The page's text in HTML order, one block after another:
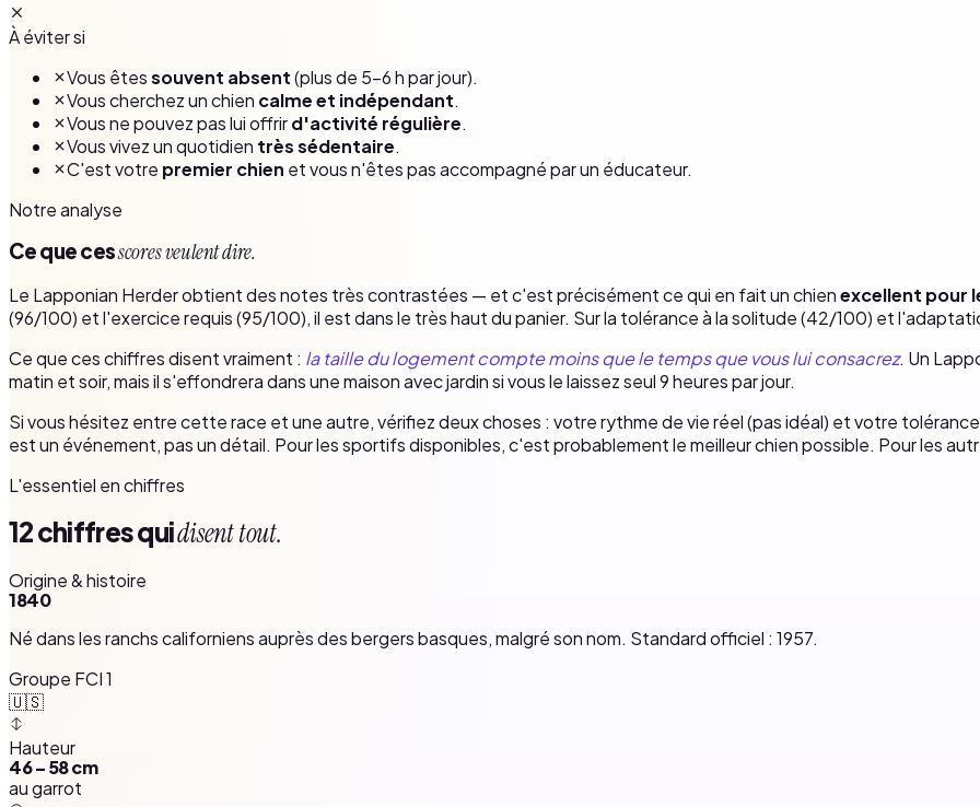
À éviter si
Vous êtessouvent absent(plus de 5–6 h par jour).
Vous cherchez un chien calme et indépendant.
Vous ne pouvez pas lui offrird'activité régulière.
Vous vivez un quotidien très sédentaire.
C'est votre premier chien et vous n'êtes pas accompagné par un éducateur.
Notre analyse
Ce que cesscores veulent dire.
Le Lapponian Herder obtient des notes très contrastées — et c'est précisément ce qui en fait un chienexcellent pour
(96/100) et l'exercice requis (95/100), il est dans le très haut du panier. Sur la tolérance à la solitude (42/100) et
Ce que ces chiffres disent vraiment : la taille du logement compte moins que le temps que vous lui consacrez. Un
matin et soir, mais il s'effondrera dans une maison avec jardin si vous le laissez seul 9 heures par jour.
Si vous hésitez entre cette race et une autre, vérifiez deux choses : votre rythme de vie réel (pas idéal) et votre
est un événement, pas un détail. Pour les sportifs disponibles, c'est probablement le meilleur chien possible. Pour les
L'essentiel en chiffres
12 chiffres quidisent tout.
Origine & histoire
1840
Né dans les ranchs californiens auprès des bergers basques, malgré son nom. Standard officiel : 1957.
Groupe FCI 1
🇺🇸
Hauteur
46 – 58 cm
au garrot